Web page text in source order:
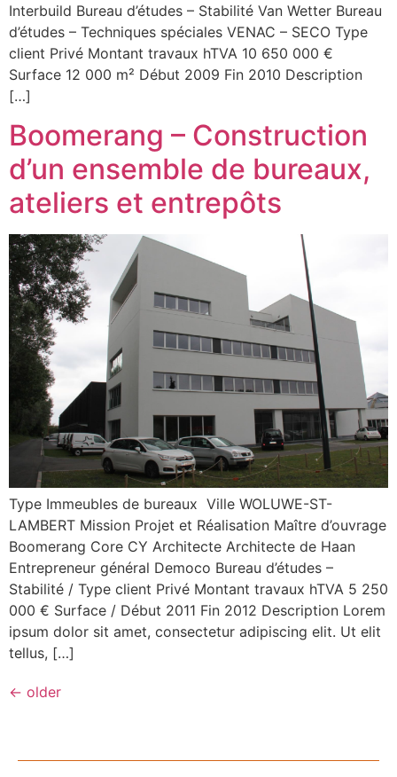
Interbuild Bureau d’études – Stabilité Van Wetter Bureau
d’études – Techniques spéciales VENAC – SECO Type
client Privé Montant travaux hTVA 10 650 000 €
Surface 12 000 m² Début 2009 Fin 2010 Description
[…]
Boomerang – Construction
d’un ensemble de bureaux,
ateliers et entrepôts
Type Immeubles de bureaux Ville WOLUWE-ST-
LAMBERT Mission Projet et Réalisation Maître d’ouvrage
Boomerang Core CY Architecte Architecte de Haan
Entrepreneur général Democo Bureau d’études –
Stabilité / Type client Privé Montant travaux hTVA 5 250
000 € Surface / Début 2011 Fin 2012 Description Lorem
ipsum dolor sit amet, consectetur adipiscing elit. Ut elit
tellus, […]
← older